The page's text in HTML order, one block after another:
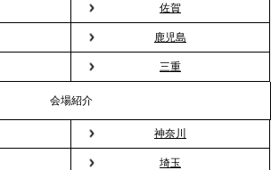
のご案内｜2026年、春の親睦は「花
花見。福利厚生としても注目され
いお花見体験
のご案内｜「室内お花見」の法人利
佐賀
鹿児島
三重
会場紹介
神奈川
埼玉